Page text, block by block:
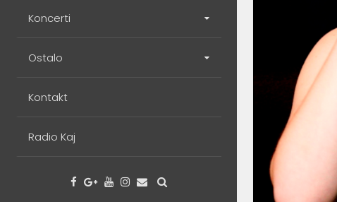
Koncerti
Ostalo
Kontakt
Radio Kaj